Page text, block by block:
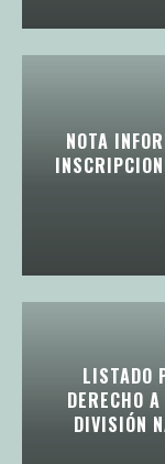
NOTA
LISTADO
DERECHO
DIVISIÓN